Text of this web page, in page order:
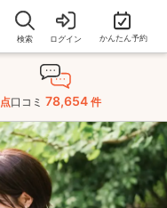
検索 ログイン かんたん予約
点口コミ 78,654 件